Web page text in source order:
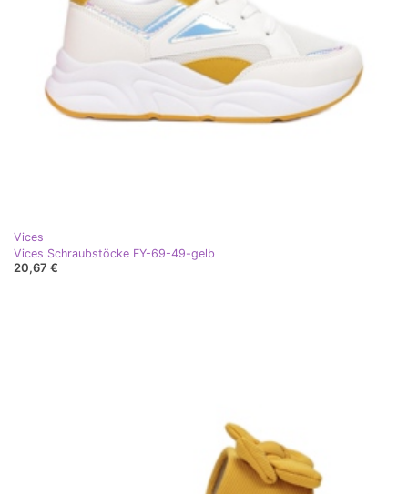
Vices
Vices Schraubstöcke FY-69-49-gelb
20,67 €